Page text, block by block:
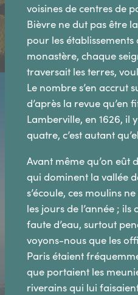
voisines de centres de
Bièvre ne dut pas être
pour les
monastère, chaque
traversait les terres,
Le nombre s’en accrut
d’après la revue qu’en
Lamberville, en 1626, il
quatre, c’est autant
Avant même qu’on eût
qui dominent la vallée
s’écoule, ces moulins
les jours de l’année ;
faute d’eau, surtout
voyons-nous que les
Paris étaient
que portaient les
riverains qui lui